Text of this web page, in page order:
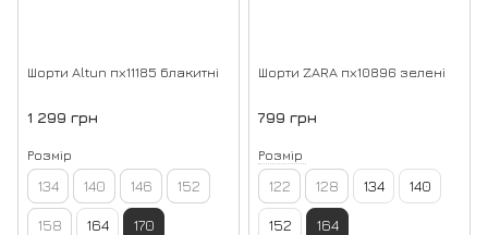
Шорти Altun пх11185 блакитні
1 299 грн
Розмір
134 140 146 152
158 164 170
Шорти ZARA пх10896 зелені
799 грн
Розмір
122 128 134 140
152 164